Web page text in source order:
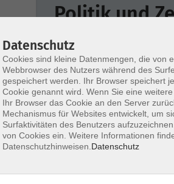
Politik und
Was bewegt unsere
initiieren Gespräche zu
Wochentage
Datenschutz
Cookies sind kleine Datenmengen, die von
Webbrowser des Nutzers während des
gespeichert werden. Ihr Browser speichert
Cookie genannt wird. Wenn Sie eine
Ihr Browser das Cookie an den Server
Mechanismus für Websites entwickelt, um
Surfaktivitäten des Benutzers
von Cookies ein. Weitere Informationen
Datenschutzhinweisen. Datenschutz